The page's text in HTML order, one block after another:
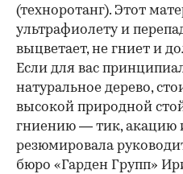
(техноротанг). Этот
ультрафиолету и
выцветает, не гниет и
Если для вас
натуральное дерево,
высокой природной
гниению — тик, акацию
резюмировала
бюро «Гарден Групп»